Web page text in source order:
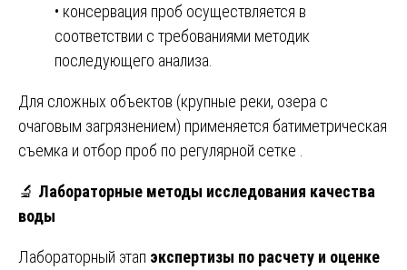
• консервация проб осуществляется в
соответствии с требованиями методик
последующего анализа.
Для сложных объектов (крупные реки, озера с
очаговым загрязнением) применяется батиметрическая
съемка и отбор проб по регулярной сетке .
🔬 Лабораторные методы исследования качества
воды
Лабораторный этап экспертизы по расчету и оценке